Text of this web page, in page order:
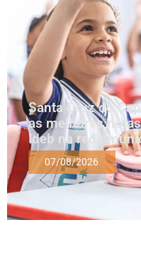
Santa Cruz do
as melhores
Ideb na rede
07/08/2026